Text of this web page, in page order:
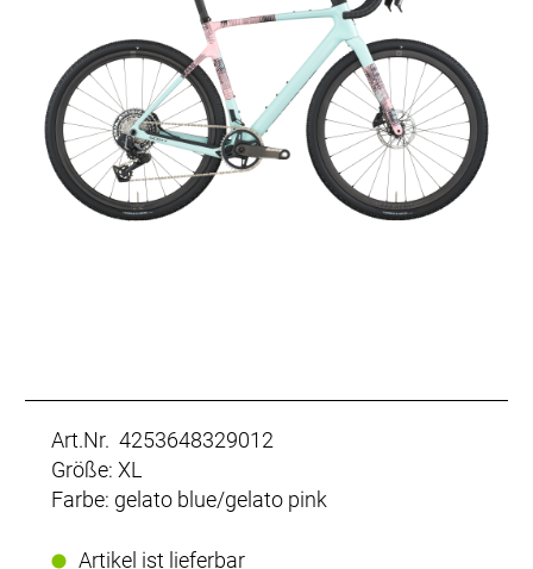
Art.Nr. 4253648329012
Größe: XL
Farbe: gelato blue/gelato pink
Artikel ist lieferbar